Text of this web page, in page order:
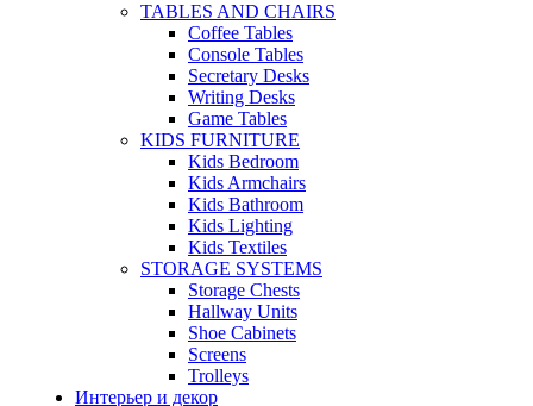
TABLES AND CHAIRS
Coffee Tables
Console Tables
Secretary Desks
Writing Desks
Game Tables
KIDS FURNITURE
Kids Bedroom
Kids Armchairs
Kids Bathroom
Kids Lighting
Kids Textiles
STORAGE SYSTEMS
Storage Chests
Hallway Units
Shoe Cabinets
Screens
Trolleys
Интерьер и декор